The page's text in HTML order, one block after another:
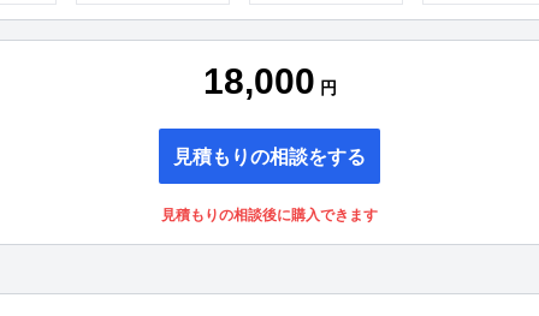
18,000 円
見積もりの相談をする
見積もりの相談後に購入できます